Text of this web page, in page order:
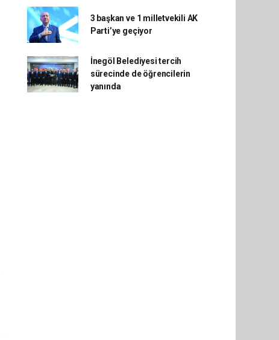
3 başkan ve 1 milletvekili AK
Parti’ye geçiyor
İnegöl Belediyesi tercih
sürecinde de öğrencilerin
yanında